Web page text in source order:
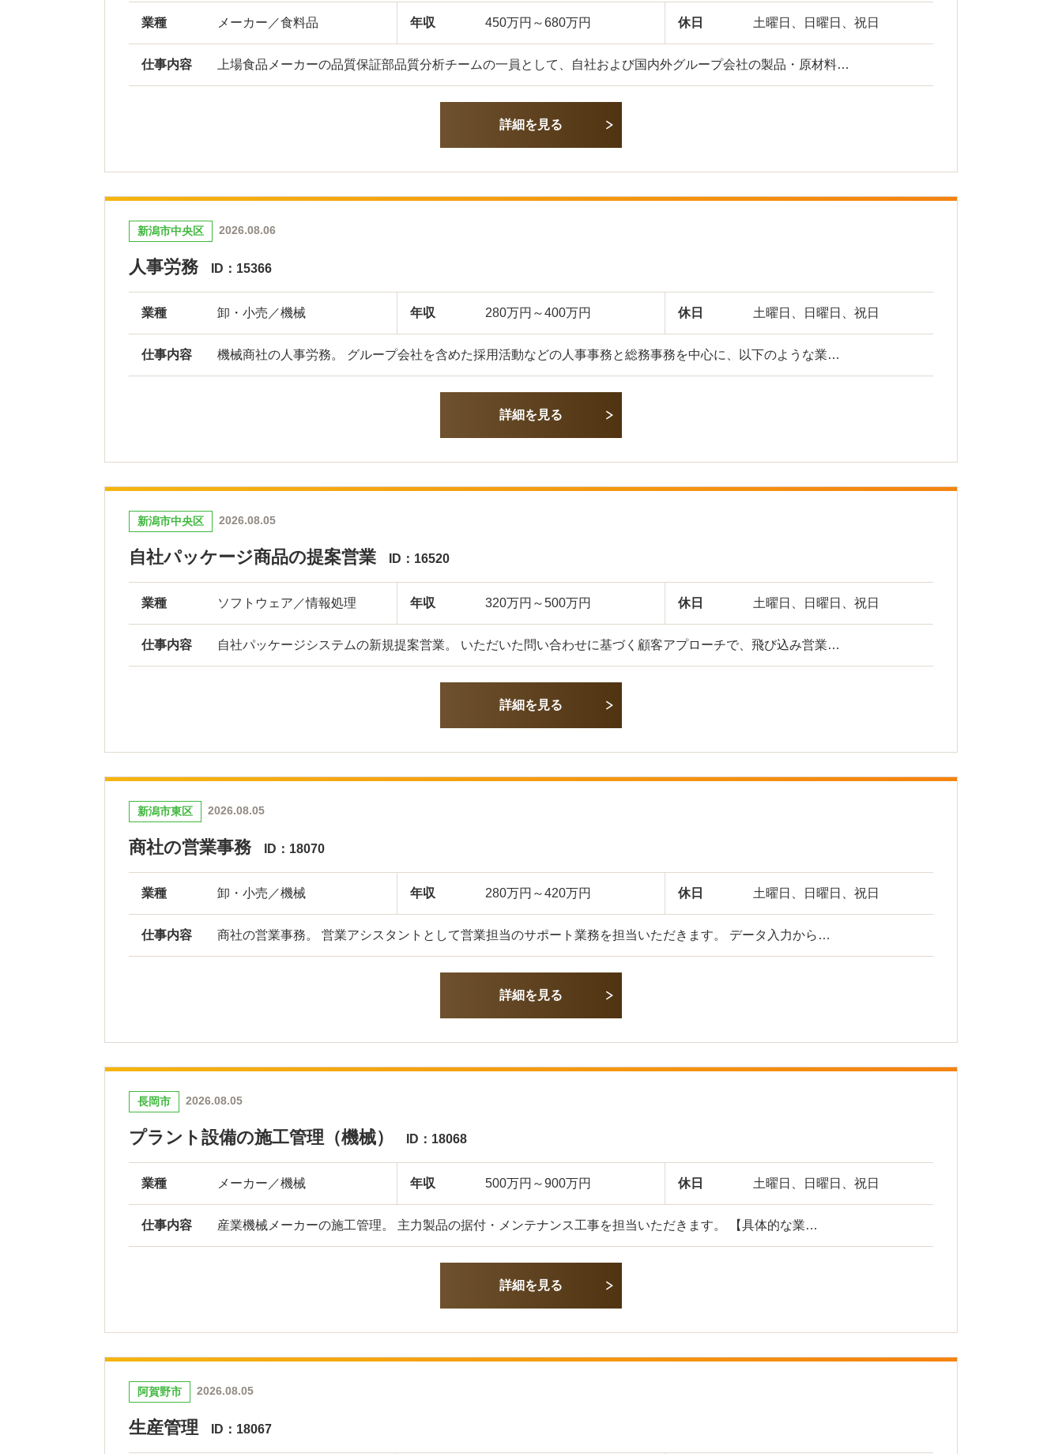
業種 メーカー／食料品 年収 450万円～680万円 休日 土曜日、日曜日、祝日
仕事内容 上場食品メーカーの品質保証部品質分析チームの一員として、自社および国内外グループ会社の製品・原材料…
詳細を見る
新潟市中央区 2026.08.06
人事労務 ID：15366
業種 卸・小売／機械 年収 280万円～400万円 休日 土曜日、日曜日、祝日
仕事内容 機械商社の人事労務。 グループ会社を含めた採用活動などの人事事務と総務事務を中心に、以下のような業…
詳細を見る
新潟市中央区 2026.08.05
自社パッケージ商品の提案営業 ID：16520
業種 ソフトウェア／情報処理 年収 320万円～500万円 休日 土曜日、日曜日、祝日
仕事内容 自社パッケージシステムの新規提案営業。 いただいた問い合わせに基づく顧客アプローチで、飛び込み営業…
詳細を見る
新潟市東区 2026.08.05
商社の営業事務 ID：18070
業種 卸・小売／機械 年収 280万円～420万円 休日 土曜日、日曜日、祝日
仕事内容 商社の営業事務。 営業アシスタントとして営業担当のサポート業務を担当いただきます。 データ入力から…
詳細を見る
長岡市 2026.08.05
プラント設備の施工管理（機械） ID：18068
業種 メーカー／機械 年収 500万円～900万円 休日 土曜日、日曜日、祝日
仕事内容 産業機械メーカーの施工管理。 主力製品の据付・メンテナンス工事を担当いただきます。 【具体的な業…
詳細を見る
阿賀野市 2026.08.05
生産管理 ID：18067